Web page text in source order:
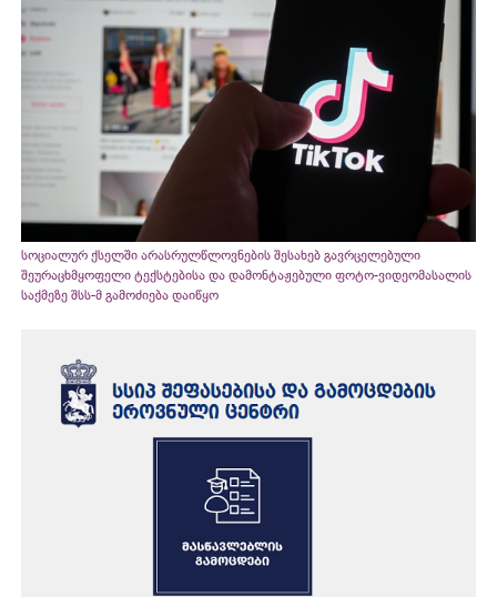
სოციალურ ქსელში არასრულწლოვნების შესახებ გავრცელებული
შეურაცხმყოფელი ტექსტებისა და დამონტაჟებული ფოტო-ვიდეომასალის
საქმეზე შსს-მ გამოძიება დაიწყო